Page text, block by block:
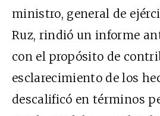
ministro, general de
Ruz, rindió un informe
con el propósito de
esclarecimiento de los
descalificó en términos